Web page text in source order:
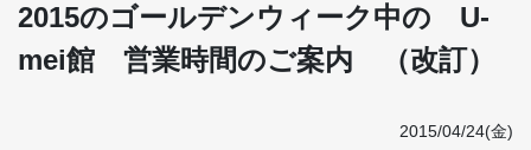
2015のゴールデンウィーク中の U-
mei館 営業時間のご案内 （改訂）
2015/04/24(金)